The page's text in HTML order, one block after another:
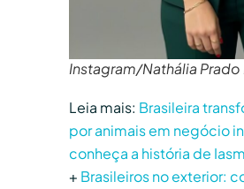
Instagram/Nathália Prado
Leia mais: Brasileira
por animais em negócio
conheça a história de
+ Brasileiros no exterior: